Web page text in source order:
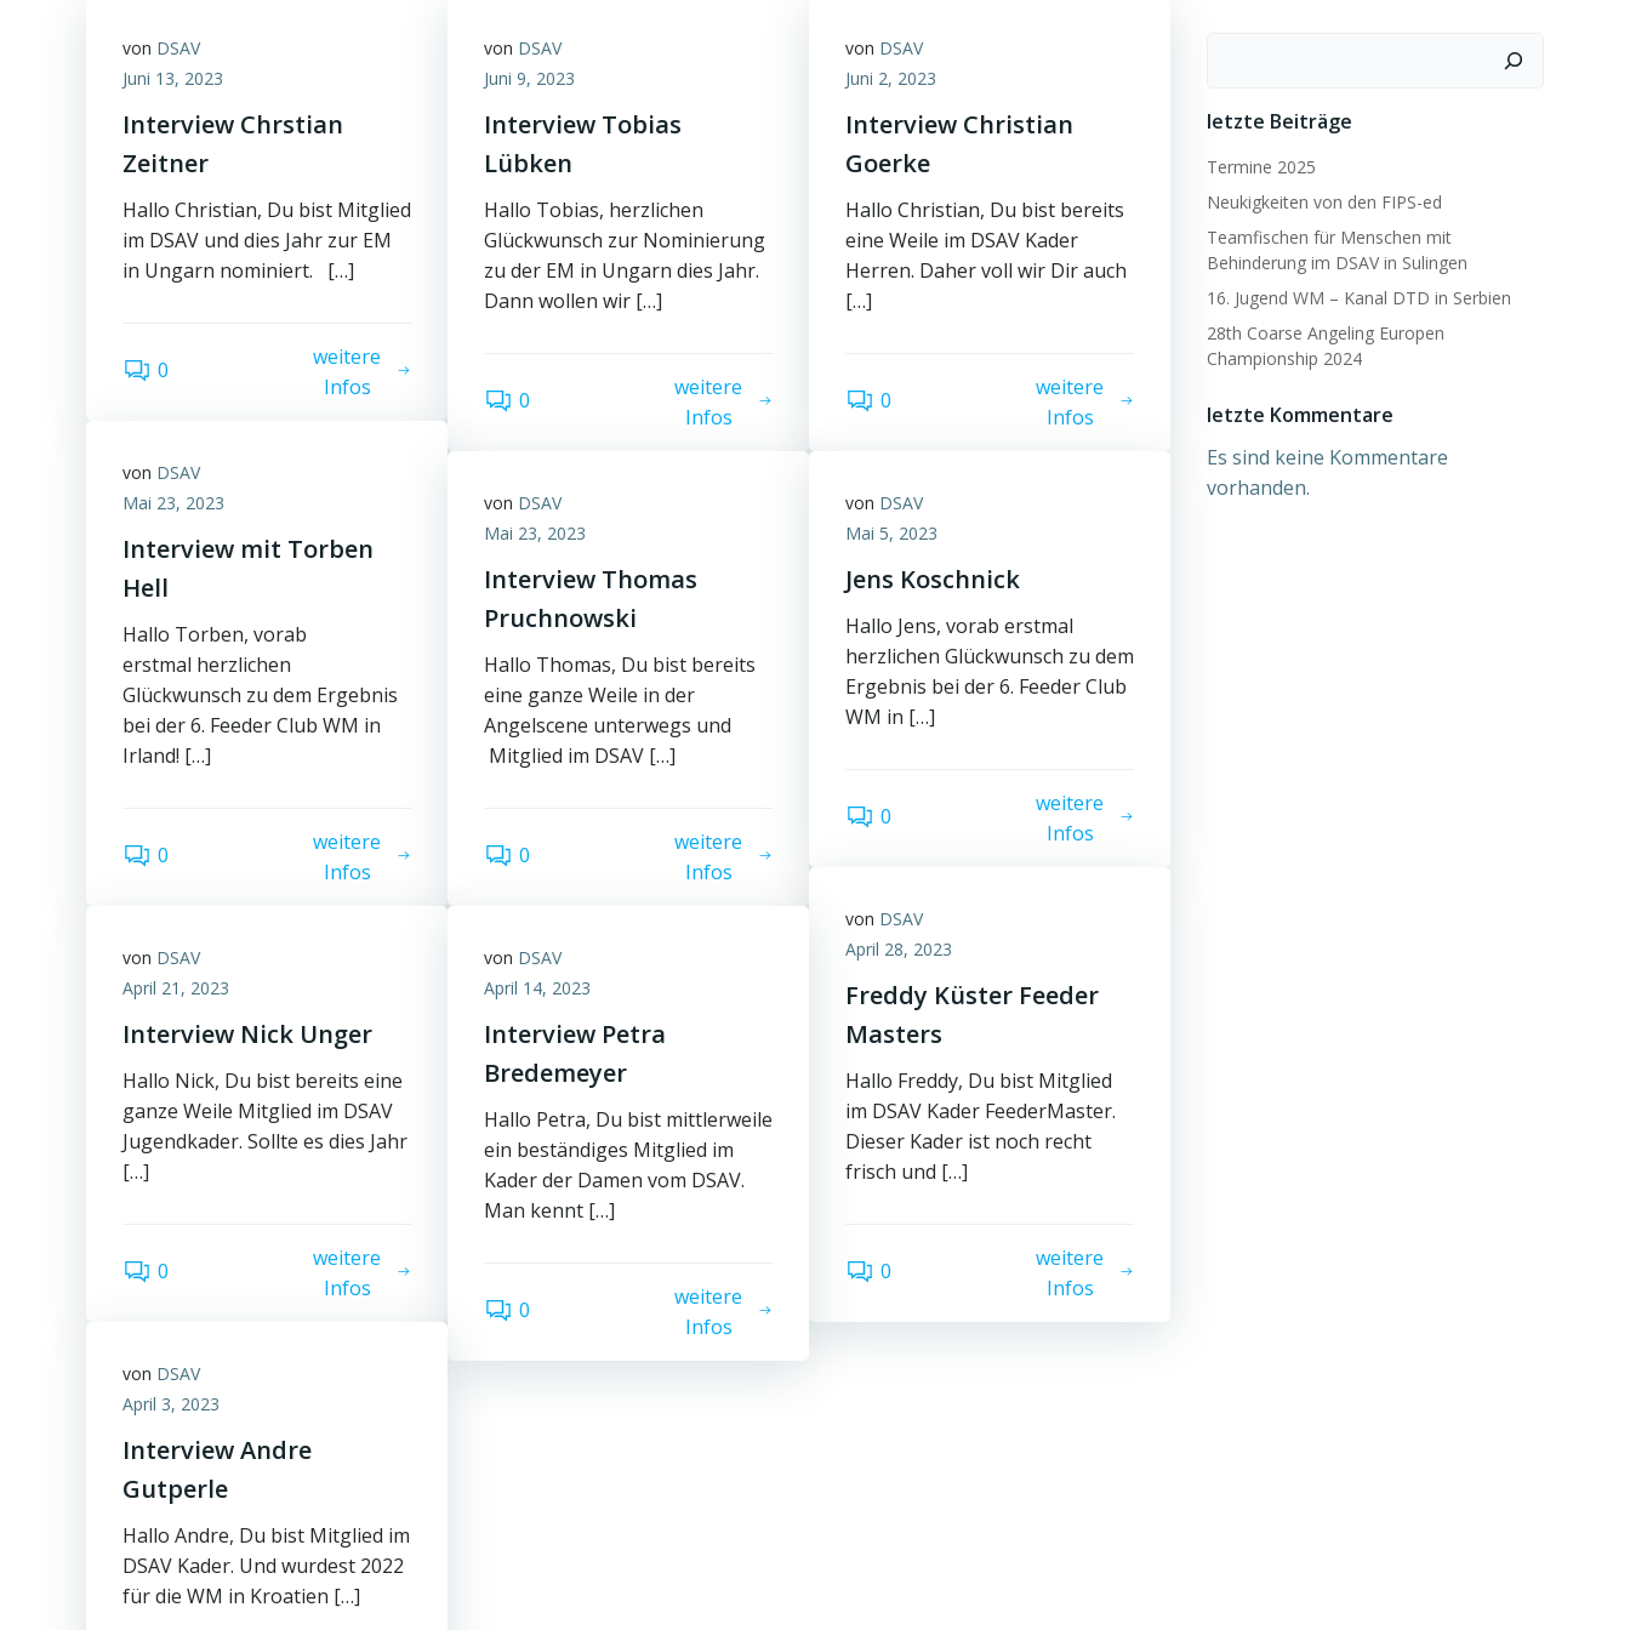
von DSAV
Juni 13, 2023
Interview Chrstian
Zeitner
Hallo Christian, Du bist Mitglied
im DSAV und dies Jahr zur EM
in Ungarn nominiert. […]
0
weitere
Infos
von DSAV
Juni 9, 2023
Interview Tobias
Lübken
Hallo Tobias, herzlichen
Glückwunsch zur Nominierung
zu der EM in Ungarn dies Jahr.
Dann wollen wir […]
0
weitere
Infos
von DSAV
Juni 2, 2023
Interview Christian
Goerke
Hallo Christian, Du bist bereits
eine Weile im DSAV Kader
Herren. Daher voll wir Dir auch
[…]
0
weitere
Infos
von DSAV
Mai 23, 2023
Interview mit Torben
Hell
Hallo Torben, vorab
erstmal herzlichen
Glückwunsch zu dem Ergebnis
bei der 6. Feeder Club WM in
Irland! […]
0
weitere
Infos
von DSAV
Mai 23, 2023
Interview Thomas
Pruchnowski
Hallo Thomas, Du bist bereits
eine ganze Weile in der
Angelscene unterwegs und
Mitglied im DSAV […]
0
weitere
Infos
von DSAV
Mai 5, 2023
Jens Koschnick
Hallo Jens, vorab erstmal
herzlichen Glückwunsch zu dem
Ergebnis bei der 6. Feeder Club
WM in […]
0
weitere
Infos
von DSAV
April 28, 2023
Freddy Küster Feeder
Masters
Hallo Freddy, Du bist Mitglied
im DSAV Kader FeederMaster.
Dieser Kader ist noch recht
frisch und […]
0
weitere
Infos
von DSAV
April 21, 2023
Interview Nick Unger
Hallo Nick, Du bist bereits eine
ganze Weile Mitglied im DSAV
Jugendkader. Sollte es dies Jahr
[…]
0
weitere
Infos
von DSAV
April 14, 2023
Interview Petra
Bredemeyer
Hallo Petra, Du bist mittlerweile
ein beständiges Mitglied im
Kader der Damen vom DSAV.
Man kennt […]
0
weitere
Infos
von DSAV
April 3, 2023
Interview Andre
Gutperle
Hallo Andre, Du bist Mitglied im
DSAV Kader. Und wurdest 2022
für die WM in Kroatien […]
letzte Beiträge
Termine 2025
Neukigkeiten von den FIPS-ed
Teamfischen für Menschen mit
Behinderung im DSAV in Sulingen
16. Jugend WM – Kanal DTD in Serbien
28th Coarse Angeling Europen
Championship 2024
letzte Kommentare
Es sind keine Kommentare
vorhanden.